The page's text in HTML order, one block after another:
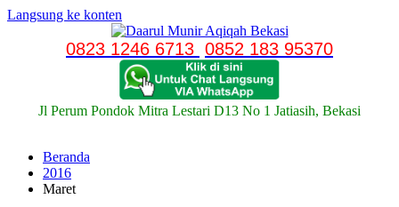
Langsung ke konten
0823 1246 6713 0852 183 95370
Jl Perum Pondok Mitra Lestari D13 No 1 Jatiasih, Bekasi
Beranda
2016
Maret